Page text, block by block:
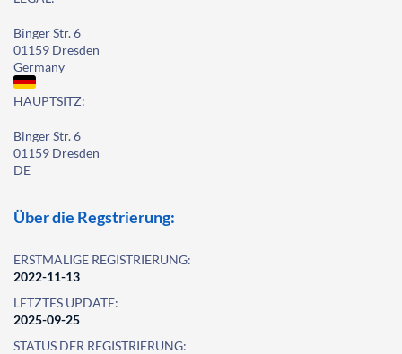
Binger Str. 6
01159 Dresden
Germany
HAUPTSITZ:
Binger Str. 6
01159 Dresden
DE
Über die Regstrierung:
ERSTMALIGE REGISTRIERUNG:
2022-11-13
LETZTES UPDATE:
2025-09-25
STATUS DER REGISTRIERUNG: